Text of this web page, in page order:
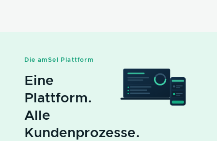
Die amSel Plattform
Eine
Plattform.
Alle
Kundenprozesse.